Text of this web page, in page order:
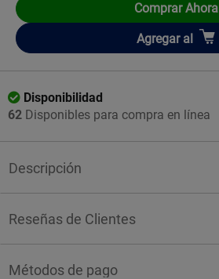
Comprar Ahora
Añadir
Agregar al
Disponibilidad
62 Disponibles para compra en línea
Descripción
Reseñas de Clientes
Métodos de pago